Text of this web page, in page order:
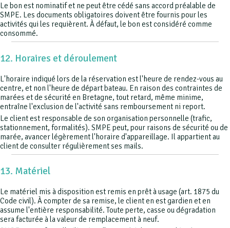
Le bon est nominatif et ne peut être cédé sans accord préalable de
SMPE. Les documents obligatoires doivent être fournis pour les
activités qui les requièrent. À défaut, le bon est considéré comme
consommé.
12. Horaires et déroulement
L'horaire indiqué lors de la réservation est l'heure de rendez-vous au
centre, et non l'heure de départ bateau. En raison des contraintes de
marées et de sécurité en Bretagne, tout retard, même minime,
entraîne l'exclusion de l'activité sans remboursement ni report.
Le client est responsable de son organisation personnelle (trafic,
stationnement, formalités). SMPE peut, pour raisons de sécurité ou de
marée, avancer légèrement l'horaire d'appareillage. Il appartient au
client de consulter régulièrement ses mails.
13. Matériel
Le matériel mis à disposition est remis en prêt à usage (art. 1875 du
Code civil). À compter de sa remise, le client en est gardien et en
assume l'entière responsabilité. Toute perte, casse ou dégradation
sera facturée à la valeur de remplacement à neuf.